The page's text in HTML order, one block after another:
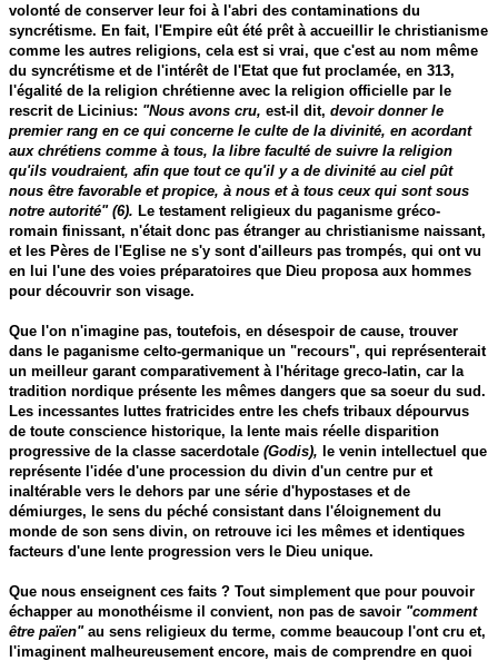
volonté de conserver leur foi à l'abri des contaminations du
syncrétisme. En fait, l'Empire eût été prêt à accueillir le christianisme
comme les autres religions, cela est si vrai, que c'est au nom même
du syncrétisme et de l'intérêt de l'Etat que fut proclamée, en 313,
l'égalité de la religion chrétienne avec la religion officielle par le
rescrit de Licinius: "Nous avons cru, est-il dit,devoir donner le
premier rang en ce qui concerne le culte de la divinité, en acordant
aux chrétiens comme à tous, la libre faculté de suivre la religion
qu'ils voudraient, afin que tout ce qu'il y a de divinité au ciel pût
nous être favorable et propice, à nous et à tous ceux qui sont sous
notre autorité" (6). Le testament religieux du paganisme gréco-
romain finissant, n'était donc pas étranger au christianisme naissant,
et les Pères de l'Eglise ne s'y sont d'ailleurs pas trompés, qui ont vu
en lui l'une des voies préparatoires que Dieu proposa aux hommes
pour découvrir son visage.
Que l'on n'imagine pas, toutefois, en désespoir de cause, trouver
dans le paganisme celto-germanique un "recours", qui représenterait
un meilleur garant comparativement à l'héritage greco-latin, car la
tradition nordique présente les mêmes dangers que sa soeur du sud.
Les incessantes luttes fratricides entre les chefs tribaux dépourvus
de toute conscience historique, la lente mais réelle disparition
progressive de la classe sacerdotale(Godis), le venin intellectuel que
représente l'idée d'une procession du divin d'un centre pur et
inaltérable vers le dehors par une série d'hypostases et de
démiurges, le sens du péché consistant dans l'éloignement du
monde de son sens divin, on retrouve ici les mêmes et identiques
facteurs d'une lente progression vers le Dieu unique.
Que nous enseignent ces faits ? Tout simplement que pour pouvoir
échapper au monothéisme il convient, non pas de savoir "comment
être païen"au sens religieux du terme, comme beaucoup l'ont cru et,
l'imaginent malheureusement encore, mais de comprendre en quoi